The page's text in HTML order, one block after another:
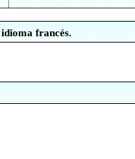
francés.